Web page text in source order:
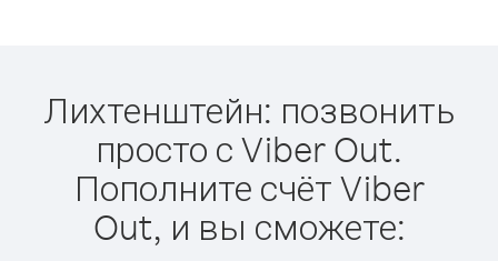
Лихтенштейн: позвонить
просто с Viber Out.
Пополните счёт Viber
Out, и вы сможете: